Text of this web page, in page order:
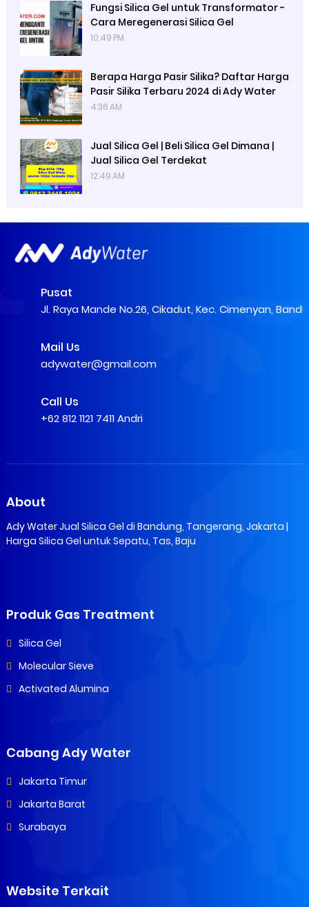
Fungsi Silica Gel untuk Transformator -
Cara Meregenerasi Silica Gel
10:49 PM
Berapa Harga Pasir Silika? Daftar Harga
Pasir Silika Terbaru 2024 di Ady Water
4:36 AM
Jual Silica Gel | Beli Silica Gel Dimana |
Jual Silica Gel Terdekat
12:49 AM
Pusat
Jl. Raya Mande No.26, Cikadut, Kec. Cimenyan,
Mail Us
adywater@gmail.com
Call Us
+62 812 1121 7411 Andri
About
Ady Water Jual Silica Gel di Bandung, Tangerang, Jakarta |
Harga Silica Gel untuk Sepatu, Tas, Baju
Produk Gas Treatment
Silica Gel
Molecular Sieve
Activated Alumina
Cabang Ady Water
Jakarta Timur
Jakarta Barat
Surabaya
Website Terkait